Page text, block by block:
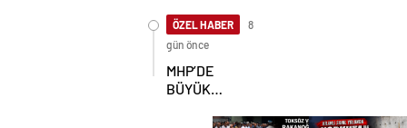
Başkanlığı
İçin
Beklenen
Hamle Geldi
ÖZEL HABER
8
gün önce
MHP’DE
BÜYÜK